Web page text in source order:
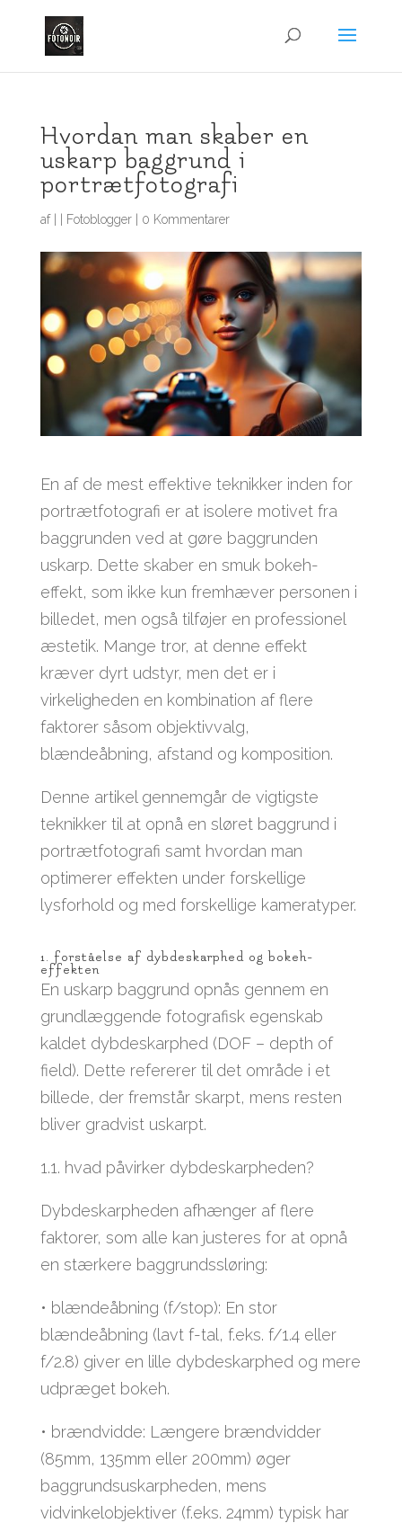
Hvordan man skaber en
uskarp baggrund i
portrætfotografi
af Fotoblogger| 0 Kommentarer
En af de mest effektive teknikker inden for
portrætfotografi er at isolere motivet fra
baggrunden ved at gøre baggrunden
uskarp. Dette skaber en smuk bokeh-
effekt, som ikke kun fremhæver personen i
billedet, men også tilføjer en professionel
æstetik. Mange tror, at denne effekt
kræver dyrt udstyr, men det er i
virkeligheden en kombination af flere
faktorer såsom objektivvalg,
blændeåbning, afstand og komposition.
Denne artikel gennemgår de vigtigste
teknikker til at opnå en sløret baggrund i
portrætfotografi samt hvordan man
optimerer effekten under forskellige
lysforhold og med forskellige kameratyper.
1. forståelse af dybdeskarphed og bokeh-
effekten
En uskarp baggrund opnås gennem en
grundlæggende fotografisk egenskab
kaldet dybdeskarphed (DOF – depth of
field). Dette refererer til det område i et
billede, der fremstår skarpt, mens resten
bliver gradvist uskarpt.
1.1. hvad påvirker dybdeskarpheden?
Dybdeskarpheden afhænger af flere
faktorer, som alle kan justeres for at opnå
en stærkere baggrundssløring:
• blændeåbning (f/stop): En stor
blændeåbning (lavt f-tal, f.eks. f/1.4 eller
f/2.8) giver en lille dybdeskarphed og mere
udpræget bokeh.
• brændvidde: Længere brændvidder
(85mm, 135mm eller 200mm) øger
baggrundsuskarpheden, mens
vidvinkelobjektiver (f.eks. 24mm) typisk har